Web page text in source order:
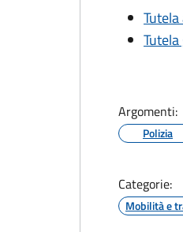
Argomenti:
Polizia
Categorie:
Mobilità e